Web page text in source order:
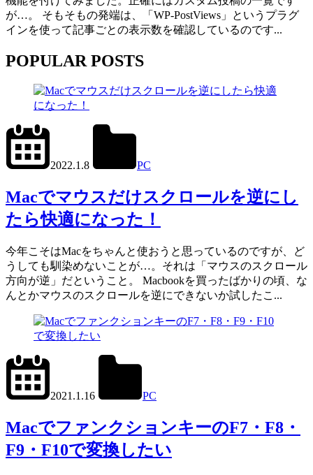
が…。 そもそもの発端は、「WP-PostViews」というプラグ
インを使って記事ごとの表示数を確認しているのです...
POPULAR POSTS
2022.1.8
PC
Reverser
Macでマウスだけスクロールを逆にし
たら快適になった！
今年こそはMacをちゃんと使おうと思っているのですが、ど
うしても馴染めないことが…。それは「マウスのスクロール
方向が逆」だということ。 Macbookを買ったばかりの頃、な
んとかマウスのスクロールを逆にできないか試したこ...
2021.1.16
PC
MacでファンクションキーのF7・F8・
F9・F10で変換したい